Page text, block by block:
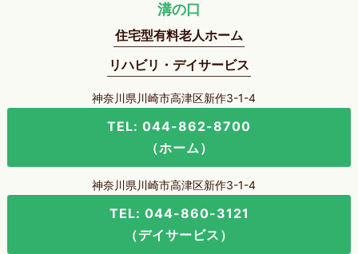
溝の口
住宅型有料老人ホーム
リハビリ・デイサービス
神奈川県川崎市高津区新作3-1-4
TEL: 044-862-8700
（ホーム）
神奈川県川崎市高津区新作3-1-4
TEL: 044-860-3121
（デイサービス）